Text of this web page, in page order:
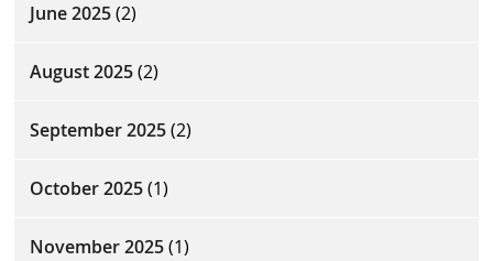
June 2025(2)
August 2025(2)
September 2025(2)
October 2025(1)
November 2025(1)